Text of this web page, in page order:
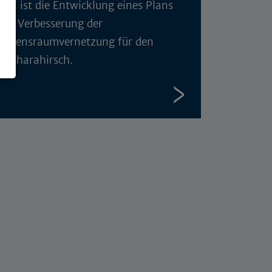
Ziel ist die Entwicklung eines Plans
zur Verbesserung der
Lebensraumvernetzung für den
Bucharahirsch.